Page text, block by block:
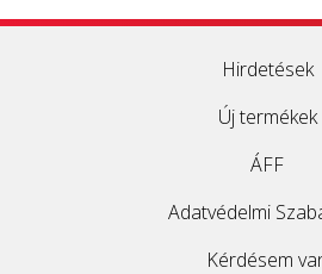
Hirdetések
Új termékek
ÁFF
Adatvédelmi
Kérdésem